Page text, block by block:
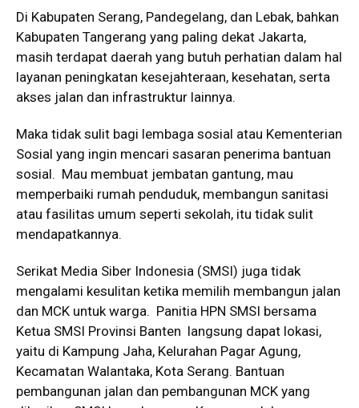
Di Kabupaten Serang, Pandegelang, dan Lebak, bahkan
Kabupaten Tangerang yang paling dekat Jakarta,
masih terdapat daerah yang butuh perhatian dalam hal
layanan peningkatan kesejahteraan, kesehatan, serta
akses jalan dan infrastruktur lainnya.
Maka tidak sulit bagi lembaga sosial atau Kementerian
Sosial yang ingin mencari sasaran penerima bantuan
sosial. Mau membuat jembatan gantung, mau
memperbaiki rumah penduduk, membangun sanitasi
atau fasilitas umum seperti sekolah, itu tidak sulit
mendapatkannya.
Serikat Media Siber Indonesia (SMSI) juga tidak
mengalami kesulitan ketika memilih membangun jalan
dan MCK untuk warga. Panitia HPN SMSI bersama
Ketua SMSI Provinsi Banten langsung dapat lokasi,
yaitu di Kampung Jaha, Kelurahan Pagar Agung,
Kecamatan Walantaka, Kota Serang. Bantuan
pembangunan jalan dan pembangunan MCK yang